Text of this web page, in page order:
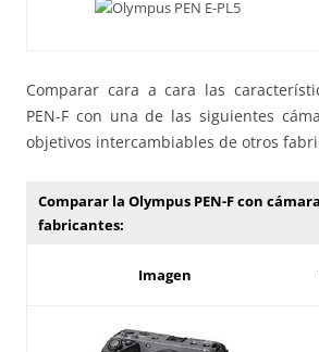
Comparar cara a cara las
PEN-F con una de las siguientes
objetivos intercambiables de otros
Comparar la Olympus PEN-F con
fabricantes:
Imagen